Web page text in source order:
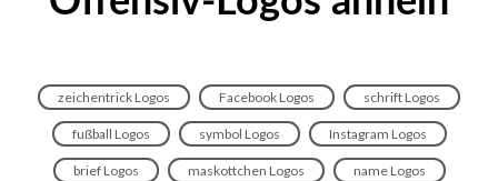
zeichentrick Logos Facebook Logos schrift Logos
fußball Logos symbol Logos Instagram Logos
brief Logos maskottchen Logos name Logos